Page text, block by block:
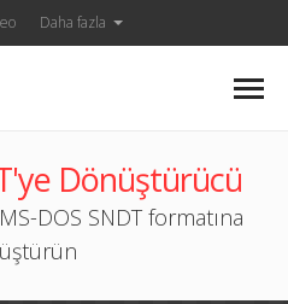
Daha fazla
Dönüştürücü
DOS SNDT formatına